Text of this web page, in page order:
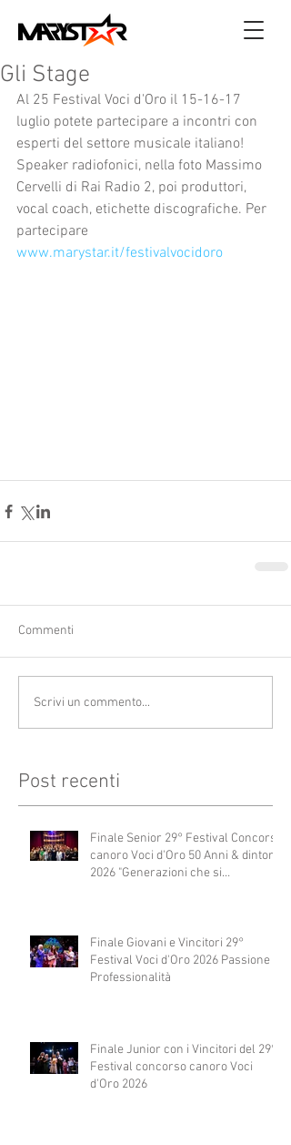
Gli Stage
Al 25 Festival Voci d'Oro il 15-16-17
luglio potete partecipare a incontri con
esperti del settore musicale italiano!
Speaker radiofonici, nella foto Massimo
Cervelli di Rai Radio 2, poi produttori,
vocal coach, etichette discografiche. Per
partecipare
www.marystar.it/festivalvocidoro
Commenti
Scrivi un commento...
Post recenti
Finale Senior 29° Festival Concorso
canoro Voci d'Oro 50 Anni & dintorni
2026 "Generazioni che si
Finale Giovani e Vincitori 29°
Festival Voci d'Oro 2026 Passione e
Professionalità
Finale Junior con i Vincitori del 29°
Festival concorso canoro Voci
d'Oro 2026